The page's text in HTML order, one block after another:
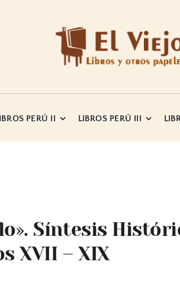
PERÚ II LIBROS PERÚ III
Síntesis
XVII – XIX